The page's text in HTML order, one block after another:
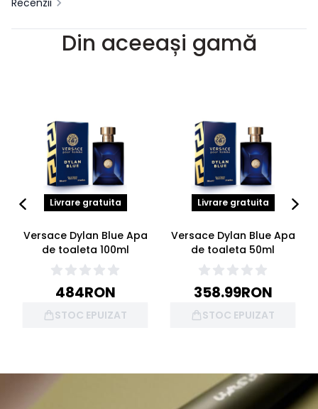
Din aceeași gamă
Livrare gratuita
Versace Dylan Blue Apa
de toaleta 100ml
484RON
STOC EPUIZAT
Livrare gratuita
Versace Dylan Blue Apa
de toaleta 50ml
358.99RON
STOC EPUIZAT